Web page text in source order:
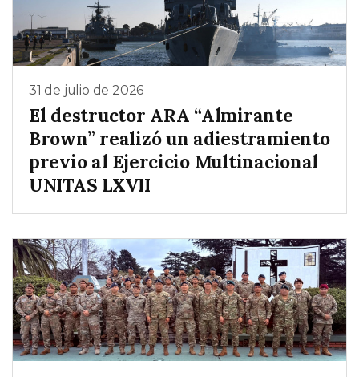
31 de julio de 2026
El destructor ARA “Almirante
Brown” realizó un adiestramiento
previo al Ejercicio Multinacional
UNITAS LXVII